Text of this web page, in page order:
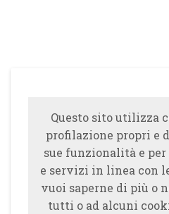
Questo sito utilizza
profilazione propri e
sue funzionalità e
e servizi in linea con
vuoi saperne di più o
tutti o ad alcuni